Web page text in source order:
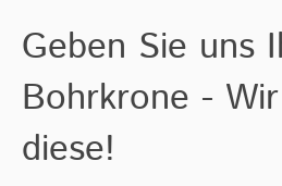
Geben Sie uns
Bohrkrone -
diese!